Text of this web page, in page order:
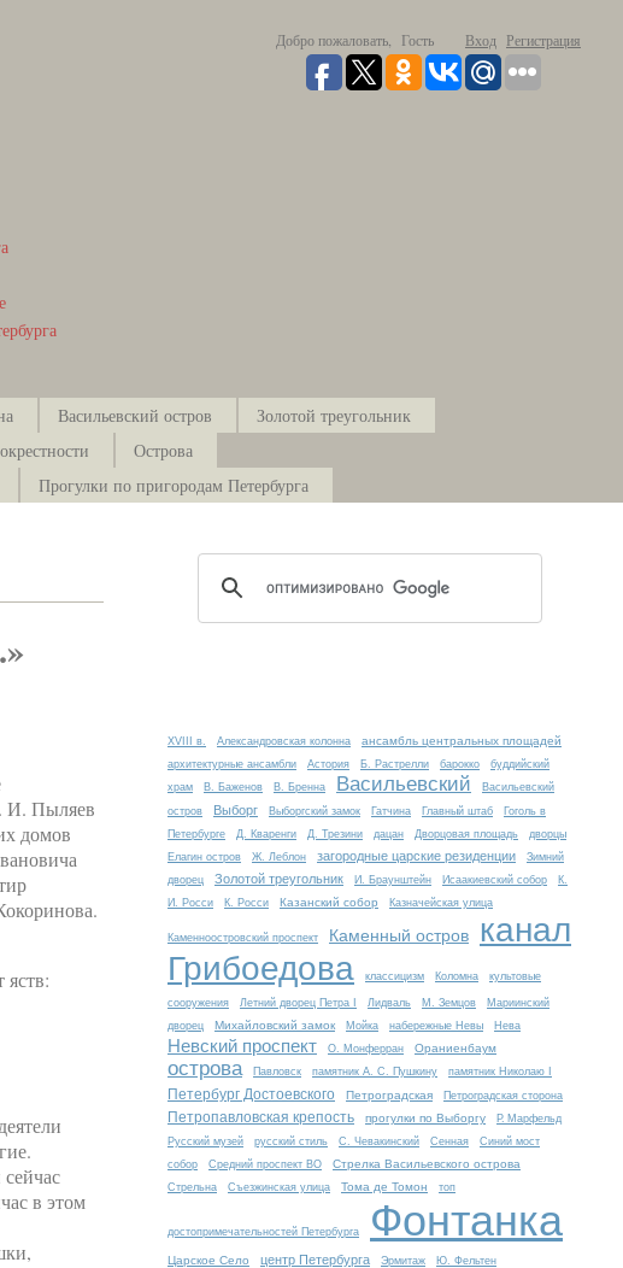
Добро пожаловать, Гость Вход Регистрация
Васильевский остров
Золотой треугольник
Острова
Прогулки по пригородам Петербурга
И. Пыляев
домов
в этом
XVIII в. Александровская колонна ансамбль центральных площадей
архитектурные ансамбли Астория Б. Растрелли барокко
буддийский
храм
В. Баженов В. Бренна Васильевский
Васильевский
остров
Выборг Выборгский замок Гатчина Главный штаб
Гоголь в
Петербурге
Д. Кваренги Д. Трезини дацан Дворцовая площадь
дворцы
Елагин остров
Ж. Леблон загородные царские резиденции
Зимний
дворец
Золотой треугольник И. Браунштейн Исаакиевский собор
К.
И. Росси
К. Росси Казанский собор Казначейская улица
Каменноостровский проспект Каменный остров
канал
Грибоедова
классицизм Коломна культовые
сооружения Летний дворец Петра I Лидваль М. Земцов
Мариинский
дворец
Михайловский замок Мойка набережные Невы Нева
Невский проспект О. Монферран Ораниенбаум
острова Павловск памятник А. С. Пушкину памятник Николаю I
Петербург Достоевского Петроградская Петроградская сторона
Петропавловская крепость прогулки по Выборгу
Р. Марфельд
Русский музей
русский стиль С. Чевакинский Сенная
Синий мост
собор
Средний проспект ВО Стрелка Васильевского острова
Стрельна Съезжинская улица Тома де Томон топ
достопримечательностей Петербурга Фонтанка
Царское Село центр Петербурга Эрмитаж Ю. Фельтен